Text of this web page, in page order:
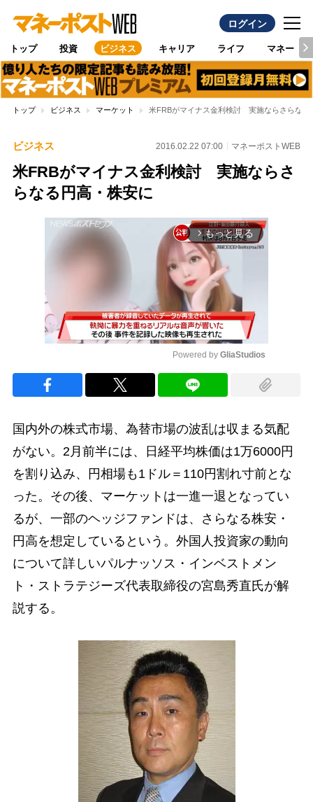
ログイン
トップ 投資 ビジネス キャリア ライフ マネー
トップ ビジネス マーケット 米FRBがマイナス金利検討 実施ならさらなる
ビジネス 2016.02.22 07:00 マネーポストWEB
米FRBがマイナス金利検討 実施ならさ
らなる円高・株安に
arrow_forward_ios もっと見る
Powered by GliaStudios
国内外の株式市場、為替市場の波乱は収まる気配
がない。2月前半には、日経平均株価は1万6000円
を割り込み、円相場も1ドル＝110円割れ寸前とな
った。その後、マーケットは一進一退となってい
るが、一部のヘッジファンドは、さらなる株安・
円高を想定しているという。外国人投資家の動向
について詳しいパルナッソス・インベストメン
ト・ストラテジーズ代表取締役の宮島秀直氏が解
説する。